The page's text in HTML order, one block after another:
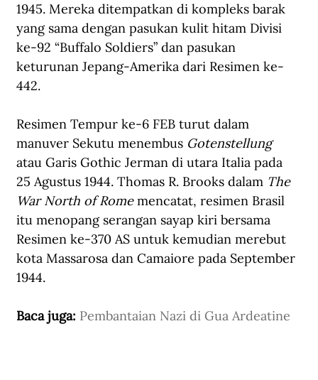
1945. Mereka ditempatkan di kompleks barak
yang sama dengan pasukan kulit hitam Divisi
ke-92 “Buffalo Soldiers” dan pasukan
keturunan Jepang-Amerika dari Resimen ke-
442.
Resimen Tempur ke-6 FEB turut dalam
manuver Sekutu menembus Gotenstellung
atau Garis Gothic Jerman di utara Italia pada
25 Agustus 1944. Thomas R. Brooks dalam The
War North of Rome mencatat, resimen Brasil
itu menopang serangan sayap kiri bersama
Resimen ke-370 AS untuk kemudian merebut
kota Massarosa dan Camaiore pada September
1944.
Baca juga: Pembantaian Nazi di Gua Ardeatine